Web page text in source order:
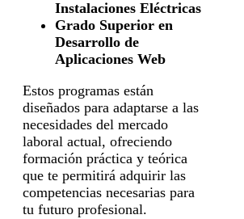
Instalaciones Eléctricas
Grado Superior en
Desarrollo de
Aplicaciones Web
Estos programas están
diseñados para adaptarse a las
necesidades del mercado
laboral actual, ofreciendo
formación práctica y teórica
que te permitirá adquirir las
competencias necesarias para
tu futuro profesional.